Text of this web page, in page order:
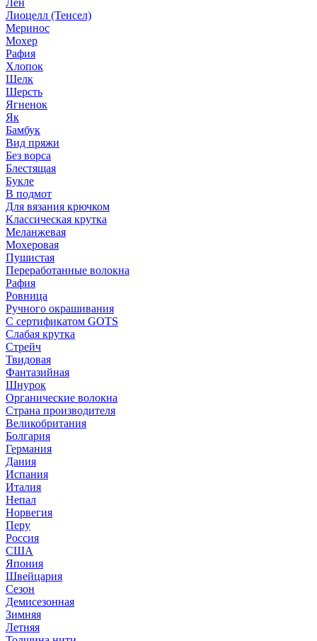
Лен
Лиоцелл (Тенсел)
Меринос
Мохер
Рафия
Хлопок
Шелк
Шерсть
Ягненок
Як
Бамбук
Вид пряжи
Без ворса
Блестящая
Букле
В подмот
Для вязания крючком
Классическая крутка
Меланжевая
Мохеровая
Пушистая
Переработанные волокна
Рафия
Ровница
Ручного окрашивания
С сертификатом GOTS
Слабая крутка
Стрейч
Твидовая
Фантазийная
Шнурок
Органические волокна
Страна производителя
Великобритания
Болгария
Германия
Дания
Испания
Италия
Непал
Норвегия
Перу
Россия
США
Япония
Швейцария
Сезон
Демисезонная
Зимняя
Летняя